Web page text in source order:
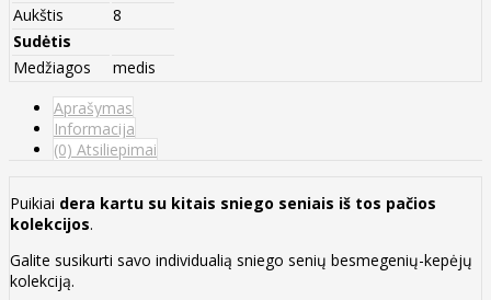
Aukštis
8
Sudėtis
Medžiagos
medis
Aprašymas
Informacija
(0) Atsiliepimai
Puikiai dera kartu su kitais sniego seniais iš tos pačios
kolekcijos.
Galite susikurti savo individualią sniego senių besmegenių-kepėjų
kolekciją.